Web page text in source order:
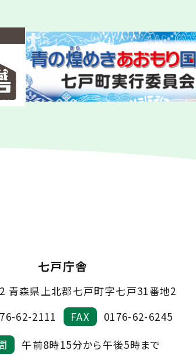
七戸庁舎
青森県上北郡七戸町字七戸31番地2
62-2111 FAX
0176-62-6245
午前8時15分から午後5時まで